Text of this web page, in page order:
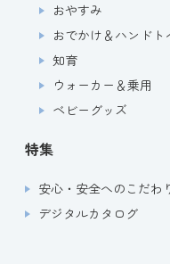
おやすみ
おでかけ＆ハンドト
知育
ウォーカー＆乗用
ベビーグッズ
特集
安心・安全へのこだわ
デジタルカタログ